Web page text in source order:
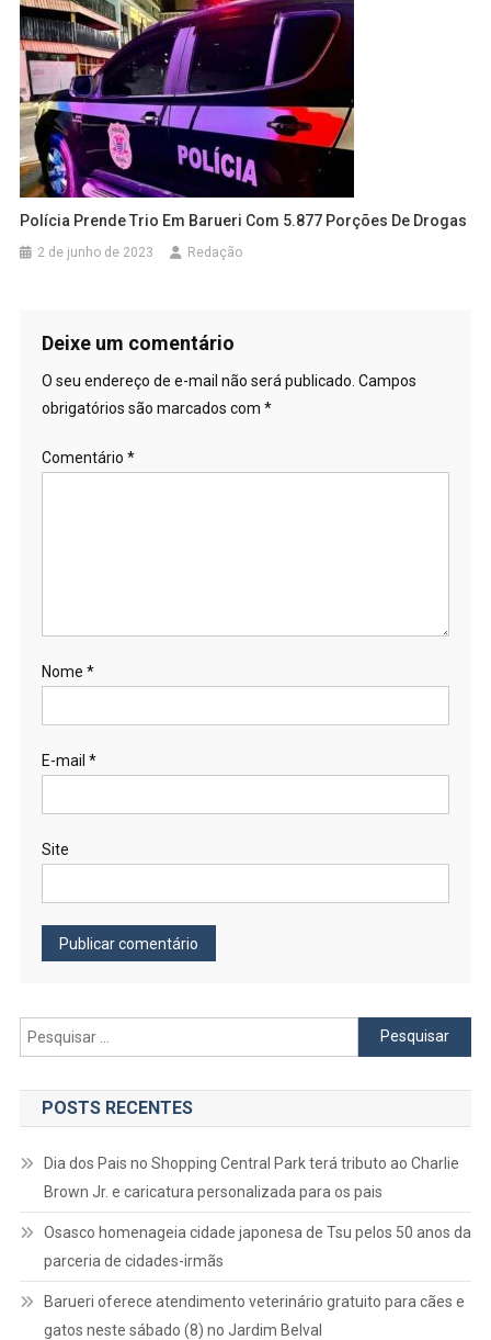
Polícia Prende Trio Em Barueri Com 5.877 Porções De Drogas
2 de junho de 2023 Redação
Deixe um comentário
O seu endereço de e-mail não será publicado. Campos
obrigatórios são marcados com *
Comentário *
Nome *
E-mail *
Site
Pesquisar
por:
POSTS RECENTES
Dia dos Pais no Shopping Central Park terá tributo ao Charlie
Brown Jr. e caricatura personalizada para os pais
Osasco homenageia cidade japonesa de Tsu pelos 50 anos da
parceria de cidades-irmãs
Barueri oferece atendimento veterinário gratuito para cães e
gatos neste sábado (8) no Jardim Belval